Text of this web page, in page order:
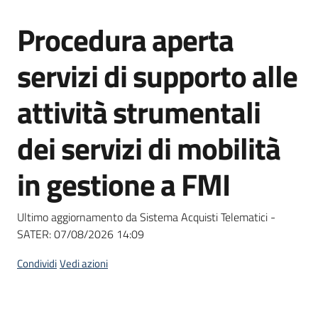
Bandi
e
di
Supporto
Piattaforme
telematiche
Salta al contenuto
Procedura aperta
servizi di supporto alle
attività strumentali
dei servizi di mobilità
in gestione a FMI
Ultimo aggiornamento da Sistema Acquisti Telematici -
SATER:07/08/2026 14:09
CondividiVedi azioni